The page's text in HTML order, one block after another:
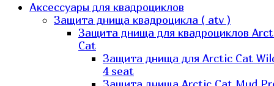
Аксессуары для квадроциклов
Защита днища квадроцикла ( atv )
Защита днища для квадроциклов
Cat
Защита днища для Arctic Cat
4 seat